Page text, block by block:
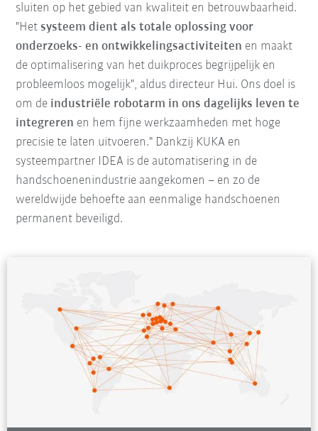
sluiten op het gebied van kwaliteit en betrouwbaarheid.
"Hetsysteem dient als totale oplossing voor
onderzoeks- en ontwikkelingsactiviteiten en maakt
de optimalisering van het duikproces begrijpelijk en
probleemloos mogelijk", aldus directeur Hui. Ons doel is
om de industriële robotarm in ons dagelijks leven te
integreren en hem fijne werkzaamheden met hoge
precisie te laten uitvoeren." Dankzij KUKA en
systeempartner IDEA is de automatisering in de
handschoenenindustrie aangekomen – en zo de
wereldwijde behoefte aan eenmalige handschoenen
permanent beveiligd.